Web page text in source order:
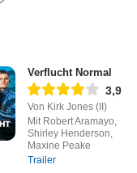
Verflucht Normal
3,9
Von Kirk Jones (II)
Mit Robert Aramayo,
Shirley Henderson,
Maxine Peake
Trailer